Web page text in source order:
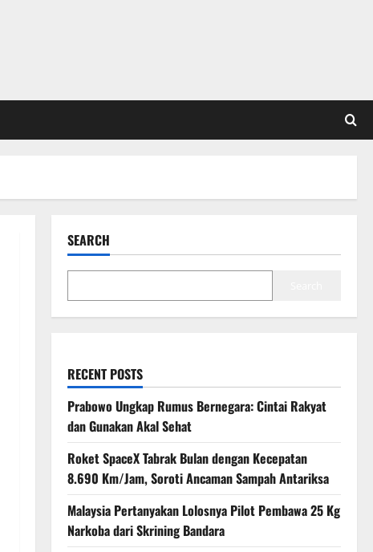
SEARCH
RECENT POSTS
Prabowo Ungkap Rumus Bernegara: Cintai Rakyat
dan Gunakan Akal Sehat
Roket SpaceX Tabrak Bulan dengan Kecepatan
8.690 Km/Jam, Soroti Ancaman Sampah Antariksa
Malaysia Pertanyakan Lolosnya Pilot Pembawa 25 Kg
Narkoba dari Skrining Bandara